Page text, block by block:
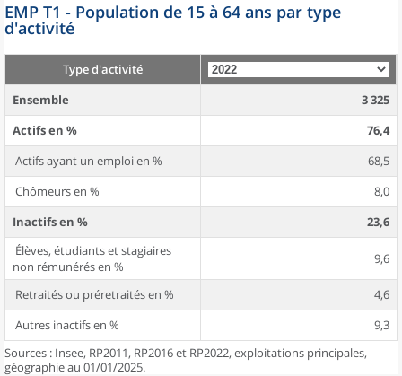
EMP T1 - Population de 15 à 64 ans par type
d'activité
Type d'activité
Ensemble
3 325
Actifs en %
76,4
Actifs ayant un emploi en %
68,5
Chômeurs en %
8,0
Inactifs en %
23,6
Élèves, étudiants et stagiaires
non rémunérés en %
9,6
Retraités ou préretraités en %
4,6
Autres inactifs en %
9,3
Sources : Insee, RP2011, RP2016 et RP2022, exploitations principales,
géographie au 01/01/2025.